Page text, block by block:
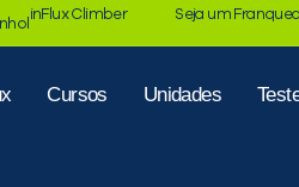
inFlux Climber Seja um
Cursos Unidades